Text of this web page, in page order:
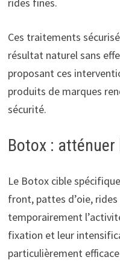
Ces traitements
résultat naturel sans
proposant ces
produits de marques
sécurité.
Botox : atténuer
Le Botox cible
front, pattes d’oie,
temporairement
fixation et leur
particulièrement